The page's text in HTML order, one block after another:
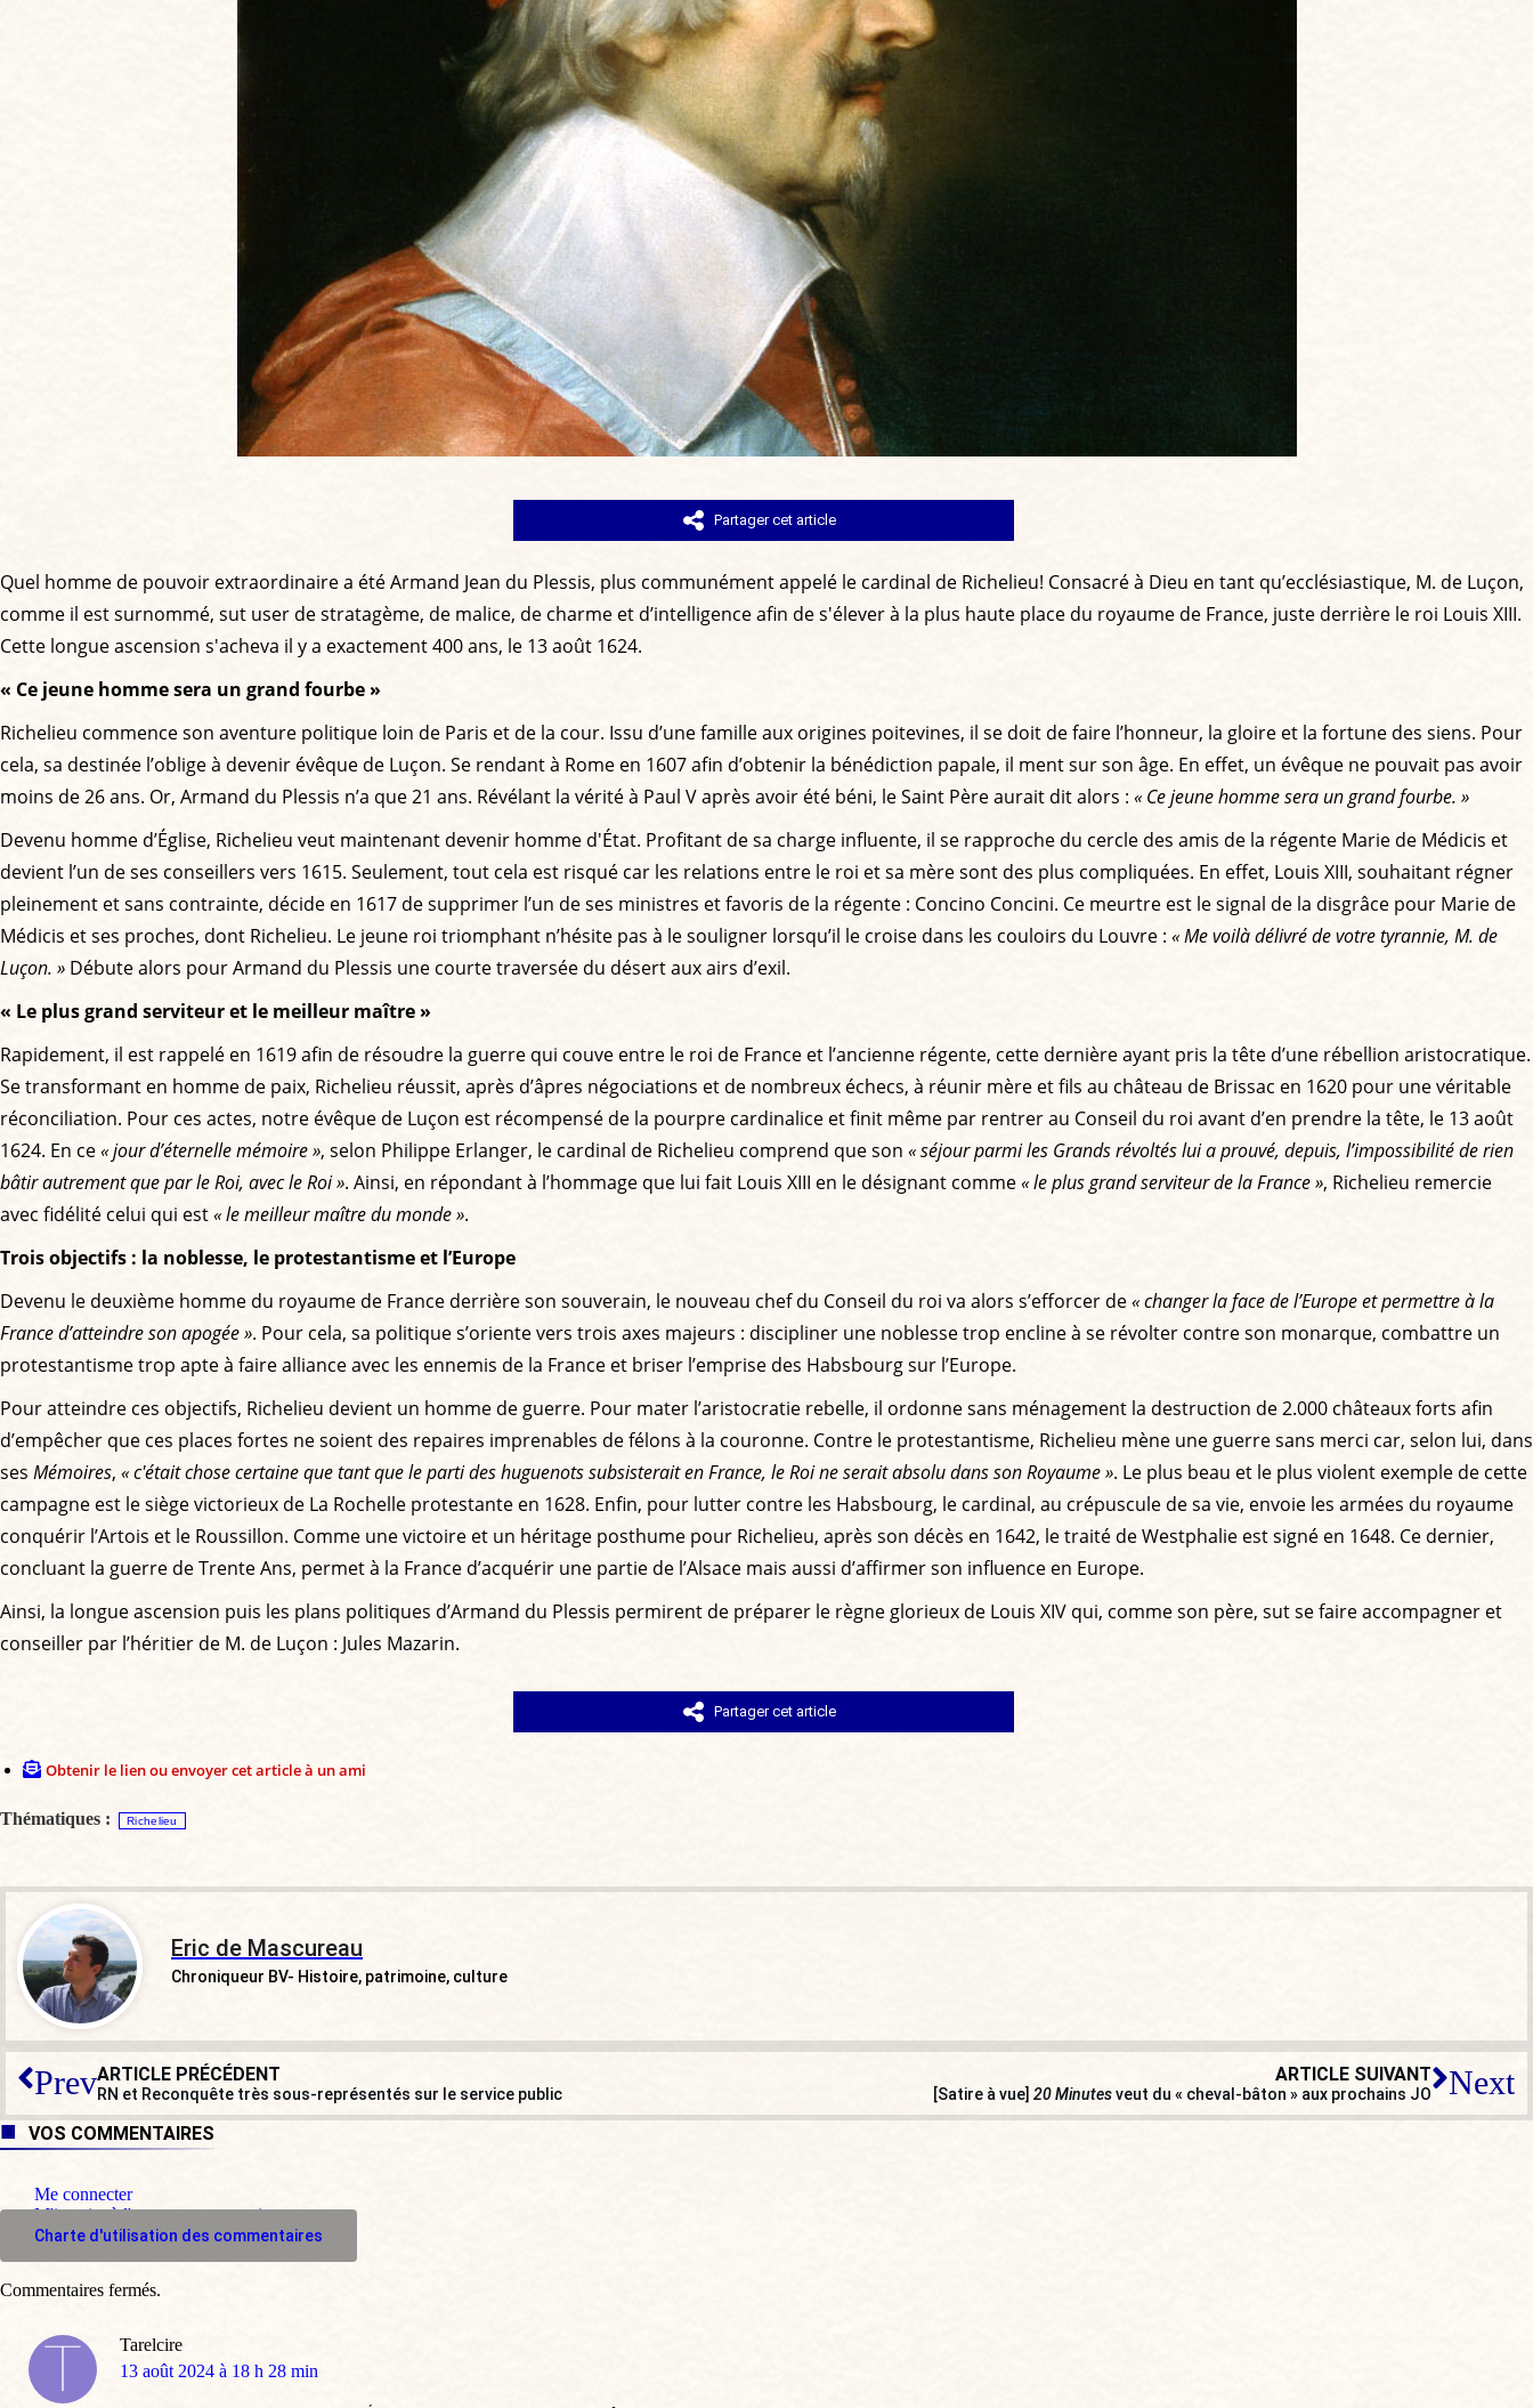
Partager cet article
Quel homme de pouvoir extraordinaire a été Armand Jean du Plessis, plus communément appelé le cardinal de Richelieu! Consacré à Dieu en tant qu’ecclésiastique, M. de Luçon,
comme il est surnommé, sut user de stratagème, de malice, de charme et d’intelligence afin de s'élever à la plus haute place du royaume de France, juste derrière le roi Louis XIII.
Cette longue ascension s'acheva il y a exactement 400 ans, le 13 août 1624.
« Ce jeune homme sera un grand fourbe »
Richelieu commence son aventure politique loin de Paris et de la cour. Issu d’une famille aux origines poitevines, il se doit de faire l’honneur, la gloire et la fortune des siens. Pour
cela, sa destinée l’oblige à devenir évêque de Luçon. Se rendant à Rome en 1607 afin d’obtenir la bénédiction papale, il ment sur son âge. En effet, un évêque ne pouvait pas avoir
moins de 26 ans. Or, Armand du Plessis n’a que 21 ans. Révélant la vérité à Paul V après avoir été béni, le Saint Père aurait dit alors : « Ce jeune homme sera un grand fourbe. »
Devenu homme d’Église, Richelieu veut maintenant devenir homme d'État. Profitant de sa charge influente, il se rapproche du cercle des amis de la régente Marie de Médicis et
devient l’un de ses conseillers vers 1615. Seulement, tout cela est risqué car les relations entre le roi et sa mère sont des plus compliquées. En effet, Louis XIII, souhaitant régner
pleinement et sans contrainte, décide en 1617 de supprimer l’un de ses ministres et favoris de la régente : Concino Concini. Ce meurtre est le signal de la disgrâce pour Marie de
Médicis et ses proches, dont Richelieu. Le jeune roi triomphant n’hésite pas à le souligner lorsqu’il le croise dans les couloirs du Louvre : « Me voilà délivré de votre tyrannie, M. de
Luçon. » Débute alors pour Armand du Plessis une courte traversée du désert aux airs d’exil.
« Le plus grand serviteur et le meilleur maître »
Rapidement, il est rappelé en 1619 afin de résoudre la guerre qui couve entre le roi de France et l’ancienne régente, cette dernière ayant pris la tête d’une rébellion aristocratique.
Se transformant en homme de paix, Richelieu réussit, après d’âpres négociations et de nombreux échecs, à réunir mère et fils au château de Brissac en 1620 pour une véritable
réconciliation. Pour ces actes, notre évêque de Luçon est récompensé de la pourpre cardinalice et finit même par rentrer au Conseil du roi avant d’en prendre la tête, le 13 août
1624. En ce« jour d’éternelle mémoire », selon Philippe Erlanger, le cardinal de Richelieu comprend que son « séjour parmi les Grands révoltés lui a prouvé, depuis, l’impossibilité de rien
bâtir autrement que par le Roi, avec le Roi ». Ainsi, en répondant à l’hommage que lui fait Louis XIII en le désignant comme« le plus grand serviteur de la France », Richelieu remercie
avec fidélité celui qui est« le meilleur maître du monde ».
Trois objectifs : la noblesse, le protestantisme et l’Europe
Devenu le deuxième homme du royaume de France derrière son souverain, le nouveau chef du Conseil du roi va alors s’efforcer de« changer la face de l’Europe et permettre à la
France d’atteindre son apogée ». Pour cela, sa politique s’oriente vers trois axes majeurs : discipliner une noblesse trop encline à se révolter contre son monarque, combattre un
protestantisme trop apte à faire alliance avec les ennemis de la France et briser l’emprise des Habsbourg sur l’Europe.
Pour atteindre ces objectifs, Richelieu devient un homme de guerre. Pour mater l’aristocratie rebelle, il ordonne sans ménagement la destruction de 2.000 châteaux forts afin
d’empêcher que ces places fortes ne soient des repaires imprenables de félons à la couronne. Contre le protestantisme, Richelieu mène une guerre sans merci car, selon lui, dans
ses Mémoires, « c'était chose certaine que tant que le parti des huguenots subsisterait en France, le Roi ne serait absolu dans son Royaume ». Le plus beau et le plus violent exemple de cette
campagne est le siège victorieux de La Rochelle protestante en 1628. Enfin, pour lutter contre les Habsbourg, le cardinal, au crépuscule de sa vie, envoie les armées du royaume
conquérir l’Artois et le Roussillon. Comme une victoire et un héritage posthume pour Richelieu, après son décès en 1642, le traité de Westphalie est signé en 1648. Ce dernier,
concluant la guerre de Trente Ans, permet à la France d’acquérir une partie de l’Alsace mais aussi d’affirmer son influence en Europe.
Ainsi, la longue ascension puis les plans politiques d’Armand du Plessis permirent de préparer le règne glorieux de Louis XIV qui, comme son père, sut se faire accompagner et
conseiller par l’héritier de M. de Luçon : Jules Mazarin.
Partager cet article
Obtenir le lien ou envoyer cet article à un ami
Thématiques : Richelieu
Eric de Mascureau
Chroniqueur BV- Histoire, patrimoine, culture
PrevARTICLE PRÉCÉDENT
RN et Reconquête très sous-représentés sur le service public
ARTICLE SUIVANT
[Satire à vue] 20 Minutesveut du « cheval-bâton » aux prochains JO Next
VOS COMMENTAIRES
Me connecter
M'inscrire à l'espace commentaire
Charte d'utilisation des commentaires
Tarelcire
dit
13 août 2024 à 18 h 28 min
Commentaires fermés.